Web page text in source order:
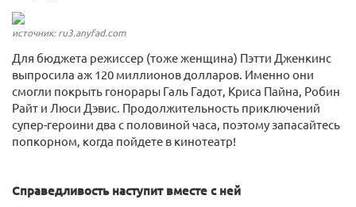
источник: ru3.anyfad.com
Для бюджета режиссер (тоже женщина) Пэтти Дженкинс
выпросила аж 120 миллионов долларов. Именно они
смогли покрыть гонорары Галь Гадот, Криса Пайна, Робин
Райт и Люси Дэвис. Продолжительность приключений
супер-героини два с половиной часа, поэтому запасайтесь
попкорном, когда пойдете в кинотеатр!
Справедливость наступит вместе с ней